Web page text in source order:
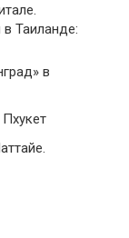
Таиланде:
в